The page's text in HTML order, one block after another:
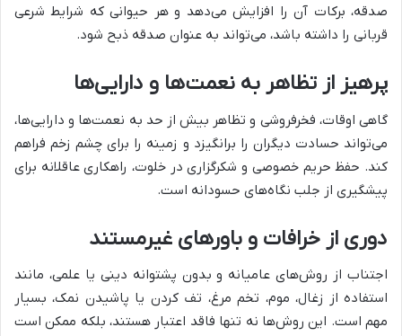
صدقه، برکات آن را افزایش می‌دهد و هر حیوانی که شرایط شرعی
قربانی را داشته باشد، می‌تواند به عنوان صدقه ذبح شود.
پرهیز از تظاهر به نعمت‌ها و دارایی‌ها
گاهی اوقات، فخرفروشی و تظاهر بیش از حد به نعمت‌ها و دارایی‌ها،
می‌تواند حسادت دیگران را برانگیزد و زمینه را برای چشم زخم فراهم
کند. حفظ حریم خصوصی و شکرگزاری در خلوت، راهکاری عاقلانه برای
پیشگیری از جلب نگاه‌های حسودانه است.
دوری از خرافات و باورهای غیرمستند
اجتناب از روش‌های عامیانه و بدون پشتوانه دینی یا علمی، مانند
استفاده از زغال، موم، تخم مرغ، تف کردن یا پاشیدن نمک، بسیار
مهم است. این روش‌ها نه تنها فاقد اعتبار هستند، بلکه ممکن است